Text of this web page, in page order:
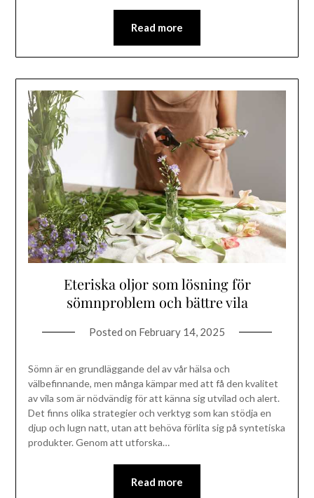
Read more
Eteriska oljor som lösning för
sömnproblem och bättre vila
Posted on February 14, 2025
Sömn är en grundläggande del av vår hälsa och
välbefinnande, men många kämpar med att få den kvalitet
av vila som är nödvändig för att känna sig utvilad och alert.
Det finns olika strategier och verktyg som kan stödja en
djup och lugn natt, utan att behöva förlita sig på syntetiska
produkter. Genom att utforska…
Read more